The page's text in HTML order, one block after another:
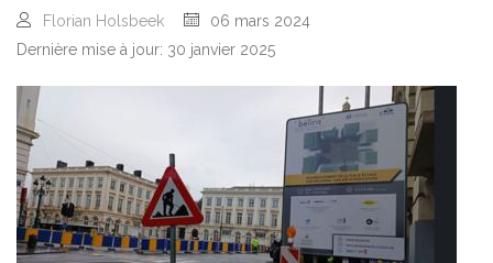
Florian Holsbeek
06 mars 2024
Dernière mise à jour: 30 janvier 2025